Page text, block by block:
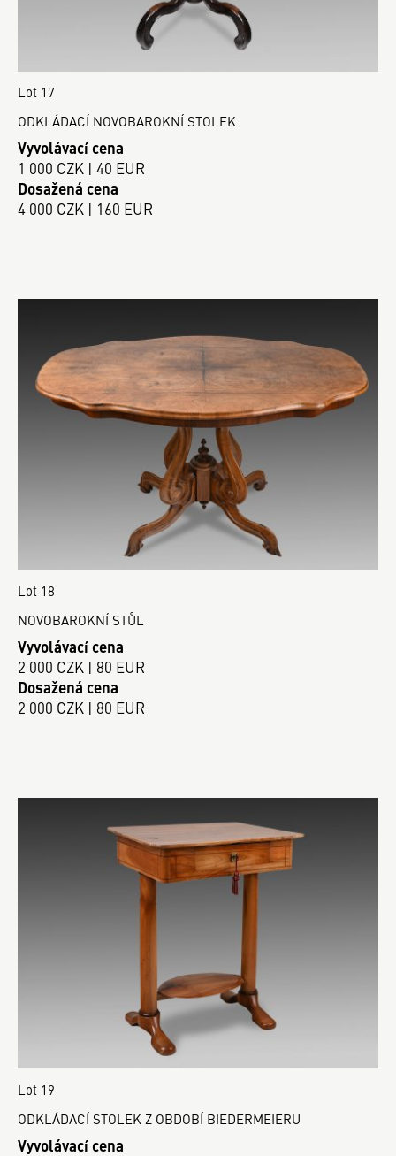
Lot 17
ODKLÁDACÍ NOVOBAROKNÍ STOLEK
Vyvolávací cena
1 000 CZK | 40 EUR
Dosažená cena
4 000 CZK | 160 EUR
Lot 18
NOVOBAROKNÍ STŮL
Vyvolávací cena
2 000 CZK | 80 EUR
Dosažená cena
2 000 CZK | 80 EUR
Lot 19
ODKLÁDACÍ STOLEK Z OBDOBÍ BIEDERMEIERU
Vyvolávací cena